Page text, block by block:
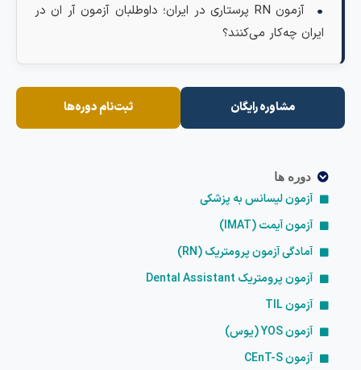
آزمون RN پرستاری در ایران؛ داوطلبان آزمون آر ان در
ایران چه‌کار می‌کنند؟
مشاوره رایگان ثبت‌نام دوره‌ها
دوره ها
آزمون لیسانس به پزشکی
آزمون آیمت (IMAT)
آمادگی آزمون پرومتریک (RN)
آزمون پرومتریک Dental Assistant
آزمون TIL
آزمون YOS (یوس)
آزمون CEnT-S